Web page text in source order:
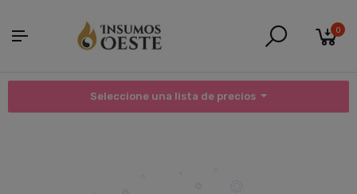
0
Seleccione una lista de precios